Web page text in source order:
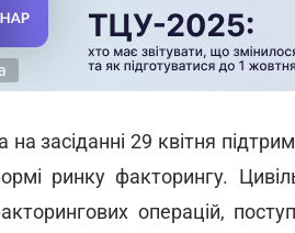
на засіданні 29 квітня
ринку факторингу.
операцій,